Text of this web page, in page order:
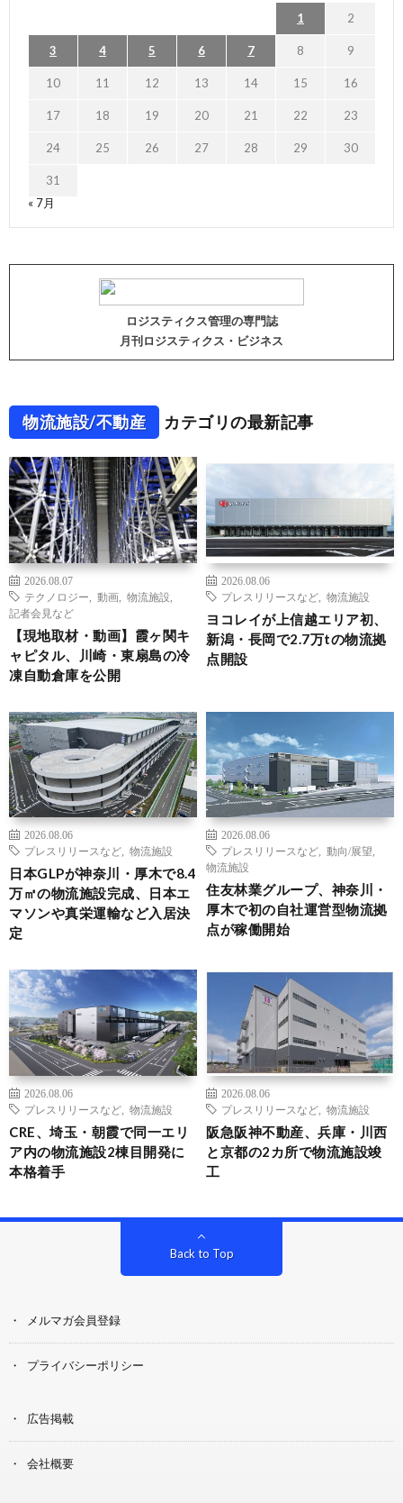
1 2
3 4 5 6 7 8 9
10 11 12 13 14 15 16
17 18 19 20 21 22 23
24 25 26 27 28 29 30
31
« 7月
ロジスティクス管理の専門誌
月刊ロジスティクス・ビジネス
物流施設/不動産 カテゴリの最新記事
2026.08.07
テクノロジー
動画 物流施設
記者会見など
【現地取材・動画】霞ヶ関キ
ャピタル、川崎・東扇島の冷
凍自動倉庫を公開
2026.08.06
プレスリリースなど
物流施設
ヨコレイが上信越エリア初、
新潟・長岡で2.7万tの物流拠
点開設
2026.08.06
プレスリリースなど
物流施設
日本GLPが神奈川・厚木で8.4
万㎡の物流施設完成、日本エ
マソンや真栄運輸など入居決
定
2026.08.06
プレスリリースなど
動向/展望
物流施設
住友林業グループ、神奈川・
厚木で初の自社運営型物流拠
点が稼働開始
2026.08.06
プレスリリースなど
物流施設
CRE、埼玉・朝霞で同一エリ
ア内の物流施設2棟目開発に
本格着手
2026.08.06
プレスリリースなど
物流施設
阪急阪神不動産、兵庫・川西
と京都の2カ所で物流施設竣
工
Back to Top
メルマガ会員登録
プライバシーポリシー
広告掲載
会社概要